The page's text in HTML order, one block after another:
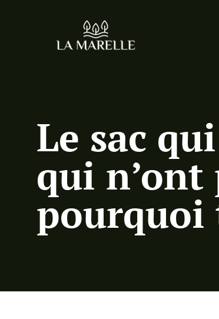
Le sac
qui n’ont
pourquoi